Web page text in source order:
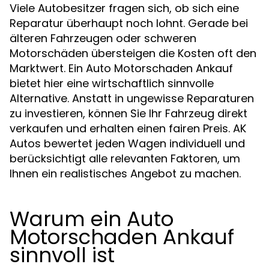
Viele Autobesitzer fragen sich, ob sich eine
Reparatur überhaupt noch lohnt. Gerade bei
älteren Fahrzeugen oder schweren
Motorschäden übersteigen die Kosten oft den
Marktwert. Ein Auto Motorschaden Ankauf
bietet hier eine wirtschaftlich sinnvolle
Alternative. Anstatt in ungewisse Reparaturen
zu investieren, können Sie Ihr Fahrzeug direkt
verkaufen und erhalten einen fairen Preis. AK
Autos bewertet jeden Wagen individuell und
berücksichtigt alle relevanten Faktoren, um
Ihnen ein realistisches Angebot zu machen.
Warum ein Auto
Motorschaden Ankauf
sinnvoll ist